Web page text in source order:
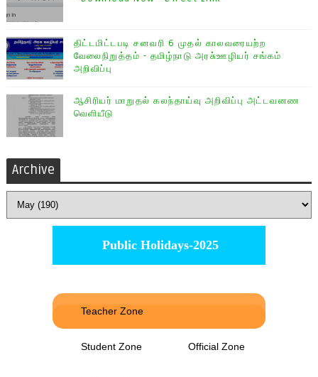
திட்டமிட்டபடி சனவரி 6 முதல் காலவரையற்ற
வேலைநிறுத்தம் - தமிழ்நாடு அரசு்ஊழியர் சங்கம்
அறிவிப்பு
ஆசிரியர் மாறுதல் கலந்தாய்வு அறிவிப்பு அட்டவனண
வெளியீடு
Archive
Public Holidays-2025
Teacher Zone
Student Zone Official Zone